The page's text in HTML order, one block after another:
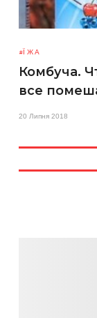
ЇЖА
Комбуча.
все
20 Липня 2018